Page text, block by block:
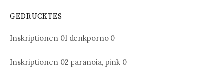
GEDRUCKTES
Inskriptionen 01 denkporno 0
Inskriptionen 02 paranoia, pink 0